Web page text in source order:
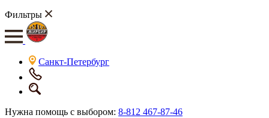
Фильтры
Санкт-Петербург
Нужна помощь с выбором: 8-812 467-87-46